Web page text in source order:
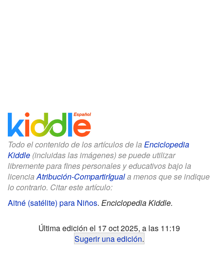
Todo el contenido de los artículos de la Enciclopedia
Kiddle (incluidas las imágenes) se puede utilizar
libremente para fines personales y educativos bajo la
licenciaAtribución-CompartirIguala menos que se indique
lo contrario. Citar este artículo:
Aitné (satélite) para Niños. Enciclopedia Kiddle.
Última edición el 17 oct 2025, a las 11:19
Sugerir una edición.